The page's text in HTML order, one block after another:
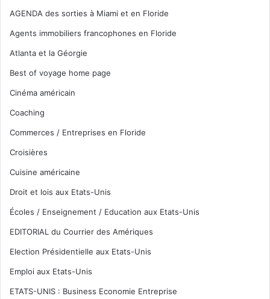
AGENDA des sorties à Miami et en Floride
Agents immobiliers francophones en Floride
Atlanta et la Géorgie
Best of voyage home page
Cinéma américain
Coaching
Commerces / Entreprises en Floride
Croisières
Cuisine américaine
Droit et lois aux Etats-Unis
Écoles / Enseignement / Education aux Etats-Unis
EDITORIAL du Courrier des Amériques
Election Présidentielle aux Etats-Unis
Emploi aux Etats-Unis
ETATS-UNIS : Business Economie Entreprise